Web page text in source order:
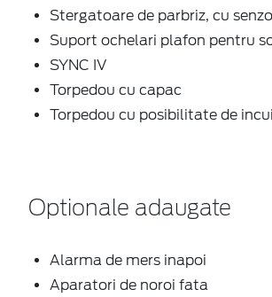
Stergatoare de parbriz, cu
Suport ochelari plafon pentru
SYNC IV
Torpedou cu capac
Torpedou cu posibilitate de
Optionale adaugate
Alarma de mers inapoi
Aparatori de noroi fata